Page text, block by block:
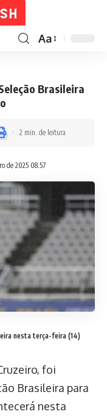
Aa
Brasileira
de 2025 08:57
2 min. de leitura
nesta terça-feira (14)
foi
Brasileira para
nesta